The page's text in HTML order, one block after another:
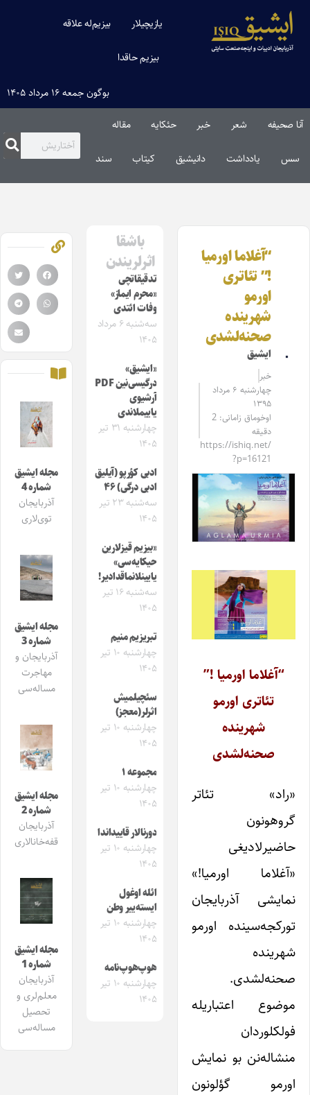
یازیچیلار بیزیم‌له علاقه
بیزیم حاقدا
بوگون جمعه ۱۶ مرداد ۱۴۰۵
آنا صحیفه شعر خبر حئکایه مقاله‌
سس یادداشت دانیشیق کیتاب سند
“آغلاما اورمیا
!” تئاتری
اورمو
شهرینده
صحنه‌لشدی
ایشیق
خبر
چهارشنبه ۶ مرداد
۱۳۹۵
اوخوماق زامانی: 2
دقیقه
https://ishiq.net/
?p=16121
“آغلاما اورمیا !”
تئاتری اورمو
شهرینده
صحنه‌لشدی
«راد» تئاتر
گروهونون
حاضیرلادیغی
«آغلاما اورمیا!»
نمایشی آذربایجان
تورکجه‌سینده اورمو
شهرینده
صحنه‌لشدی.
موضوع اعتباریله
فولکلوردان
منشاله‌نن بو نمایش
اورمو گؤلونون
باشقا
اثرلریندن
تدقیقاتچی
«محرم ایماز»
وفات ائتدی
سه‌شنبه ۶ مرداد
۱۴۰۵
«ایشیق»
درگیسی‌نین PDF
آرشیوی
یاییملاندی
چهارشنبه ۳۱ تیر
۱۴۰۵
ادبی کؤرپو (آیلیق
ادبی درگی) ۴۶
سه‌شنبه ۲۳ تیر
۱۴۰۵
«بیزیم قیزلارین
حیکایه‌سی»
یایینلانماقدادیر!
سه‌شنبه ۱۶ تیر
۱۴۰۵
تبریزیم منیم
چهارشنبه ۱۰ تیر
۱۴۰۵
سئچیلمیش
اثرلر(معجز)
چهارشنبه ۱۰ تیر
۱۴۰۵
مجموعه ۱
چهارشنبه ۱۰ تیر
۱۴۰۵
دورنالار قاییداندا
چهارشنبه ۱۰ تیر
۱۴۰۵
ائله اوغول
ایسته‌ییر وطن
چهارشنبه ۱۰ تیر
۱۴۰۵
هوپ‌هوپ‌نامه
چهارشنبه ۱۰ تیر
۱۴۰۵
مجله ایشیق
شماره 4
آذربایجان
توی‌لاری
مجله ایشیق
شماره 3
آذربایجان و
مهاجرت
مساله‌سی
مجله ایشیق
شماره 2
آذربایجان
قفه‌خانالاری
مجله ایشیق
شماره 1
آذربایجان
معلم‌لری و
تحصیل
مساله‌سی